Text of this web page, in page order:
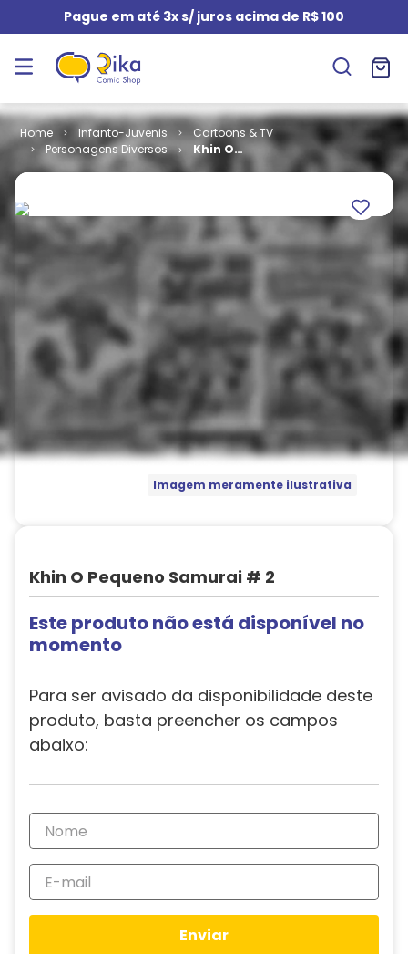
Pague em até 3x s/ juros acima de R$ 100
Infanto-Juvenis
Cartoons & TV
Personagens Diversos
Khin O
Imagem meramente ilustrativa
Khin O Pequeno Samurai # 2
Este produto não está disponível no
momento
Para ser avisado da disponibilidade deste
produto, basta preencher os campos
abaixo:
Enviar